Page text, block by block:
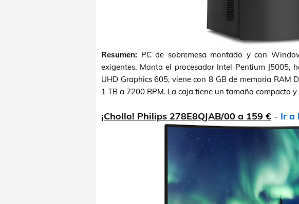
Resumen: PC de sobremesa montado y con
exigentes. Monta el procesador Intel Pentium J5005,
UHD Graphics 605, viene con 8 GB de memoria RAM
1 TB a 7200 RPM. La caja tiene un tamaño compacto
¡Chollo! Philips 278E8QJAB/00 a 159 € - Ir a